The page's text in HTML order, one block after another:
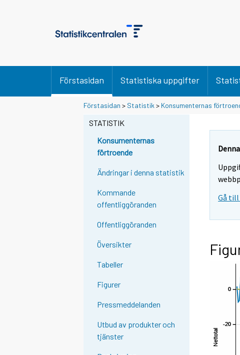
Förstasidan Statistiska uppgifter
Förstasidan > Statistik > Konsumenternas
STATISTIK
Konsumenternas
förtroende
Ändringar i denna statistik
Kommande
offentliggöranden
Offentliggöranden
Översikter
Tabeller
Figurer
Pressmeddelanden
Utbud av produkter och
tjänster
Gå till